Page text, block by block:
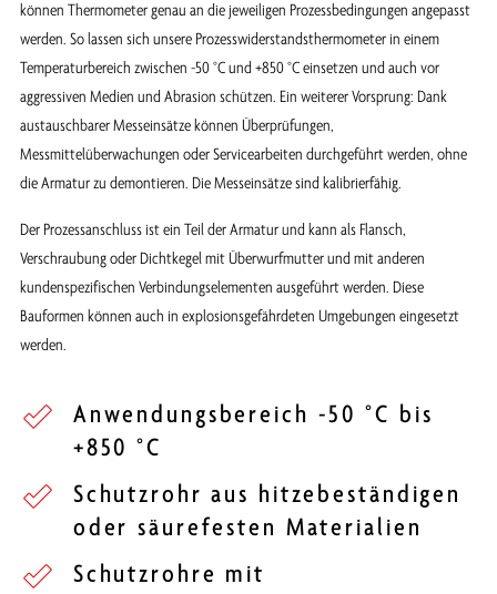
können Thermometer genau an die jeweiligen Prozessbedingungen angepasst
werden. So lassen sich unsere Prozesswiderstandsthermometer in einem
Temperaturbereich zwischen -50 °C und +850 °C einsetzen und auch vor
aggressiven Medien und Abrasion schützen. Ein weiterer Vorsprung: Dank
austauschbarer Messeinsätze können Überprüfungen,
Messmittelüberwachungen oder Servicearbeiten durchgeführt werden, ohne
die Armatur zu demontieren. Die Messeinsätze sind kalibrierfähig.
Der Prozessanschluss ist ein Teil der Armatur und kann als Flansch,
Verschraubung oder Dichtkegel mit Überwurfmutter und mit anderen
kundenspezifischen Verbindungselementen ausgeführt werden. Diese
Bauformen können auch in explosionsgefährdeten Umgebungen eingesetzt
werden.
Anwendungsbereich -50 °C bis
+850 °C
Schutzrohr aus hitzebeständigen
oder säurefesten Materialien
Schutzrohre mit